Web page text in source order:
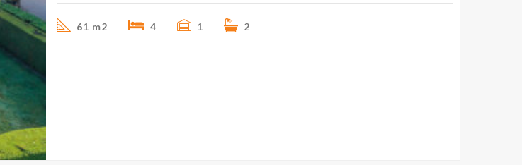
61 m2 4 1 2